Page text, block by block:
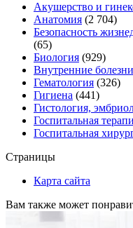
Акушерство и
Анатомия (2 704)
Безопасность
(65)
Биология (929)
Внутренние болезни
Гематология (326)
Гигиена (441)
Гистология,
Госпитальная
Госпитальная
Страницы
Карта сайта
Вам также может